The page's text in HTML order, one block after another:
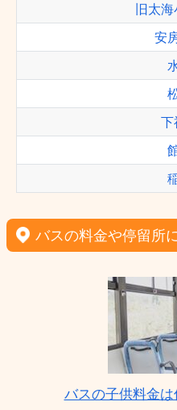
旧太
安
下
バスの料金や停留所
バスの子供料金